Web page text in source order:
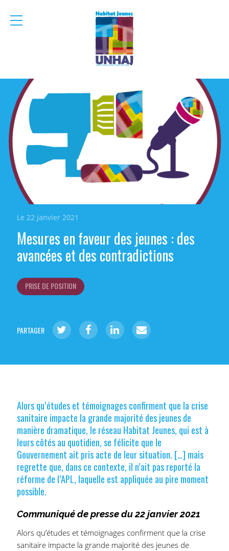
menu
Le 22 janvier 2021
Mesures en faveur des jeunes : des
avancées et des contradictions
PRISE DE POSITION
PARTAGER
Alors qu’études et témoignages confirment que la crise
sanitaire impacte la grande majorité des jeunes de
manière dramatique, le réseau Habitat Jeunes, qui est à
leurs côtés au quotidien, se félicite que le
Gouvernement ait pris acte de leur situation. […] mais
regrette que, dans ce contexte, il n’ait pas reporté la
réforme de l’APL, laquelle est appliquée au pire moment
possible.
Communiqué de presse du 22 janvier 2021
Alors qu’études et témoignages confirment que la crise
sanitaire impacte la grande majorité des jeunes de